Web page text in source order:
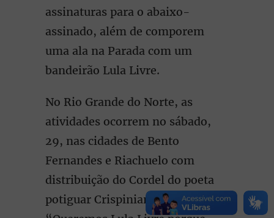
assinaturas para o abaixo-
assinado, além de comporem
uma ala na Parada com um
bandeirão Lula Livre.
No Rio Grande do Norte, as
atividades ocorrem no sábado,
29, nas cidades de Bento
Fernandes e Riachuelo com
distribuição do Cordel do poeta
potiguar Crispiniano Neto